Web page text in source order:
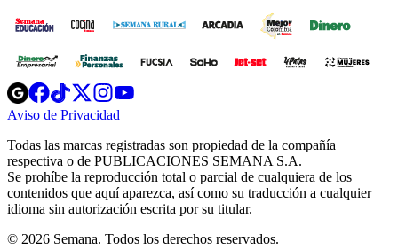
Opens
in
new
Opens
in
new
Opens
in
new
window
Opens
new
windowwindow
Aviso de Privacidad
new
window
Todas las marcas registradas son propiedad de la compañía
respectiva o de PUBLICACIONES SEMANA S.A.
Se prohíbe la reproducción total o parcial de cualquiera de los
contenidos que aquí aparezca, así como su traducción a cualquier
idioma sin autorización escrita por su titular.
© 2026 Semana. Todos los derechos reservados.